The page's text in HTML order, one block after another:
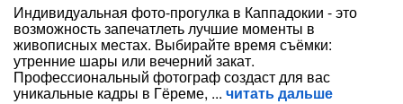
Индивидуальная фото-прогулка в Каппадокии - это
возможность запечатлеть лучшие моменты в
живописных местах. Выбирайте время съёмки:
утренние шары или вечерний закат.
Профессиональный фотограф создаст для вас
уникальные кадры в Гёреме, читать дальше